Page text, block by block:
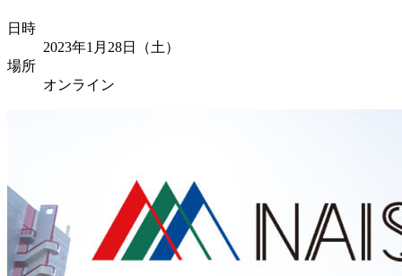
日時
2023年1月28日（土）
場所
オンライン